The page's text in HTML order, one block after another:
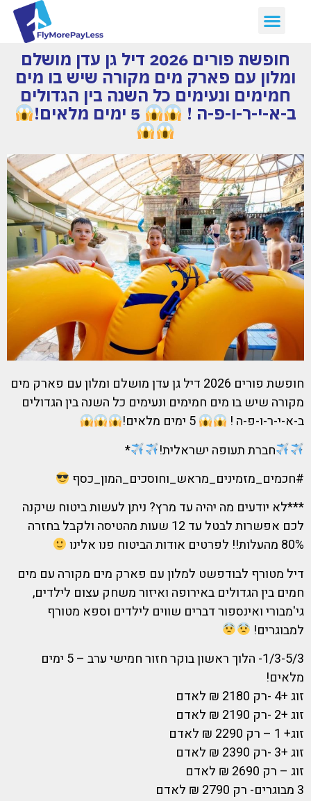
חופשת פורים 2026 דיל גן עדן מושלם
ומלון עם פארק מים מקורה שיש בו מים
חמימים ונעימים כל השנה בין הגדולים
ב-א-י-ר-ו-פ-ה !
5 ימים מלאים!
חופשת פורים 2026 דיל גן עדן מושלם ומלון עם פארק מים
מקורה שיש בו מים חמימים ונעימים כל השנה בין הגדולים
ב-א-י-ר-ו-פ-ה !
חברת תעופה ישראלית!
*
#חכמים_מזמינים_מראש_וחוסכים_המון_כסף
***לא יודעים מה יהיה עד מרץ? ניתן לעשות ביטוח שיקנה
לכם אפשרות לבטל עד 12 שעות מהטיסה ולקבל בחזרה
80% מהעלות!! לפרטים אודות הביטוח פנו אלינו
דיל מטורף לבודפשט למלון עם פארק מים מקורה עם מים
חמים בין הגדולים באירופה ואיזור משחק עצום לילדים,
גי'מבורי ואינספור דברים שווים לילדים וספא מטורף
למבוגרים!
1/3-5/3- הלוך ראשון בוקר חזור חמישי ערב – 5 ימים
מלאים!
זוג +4 -רק 2180 ₪ לאדם
זוג +2 -רק 2190 ₪ לאדם
זוג+ 1 – רק 2290 ₪ לאדם
זוג +3 -רק 2390 ₪ לאדם
זוג – רק 2690 ₪ לאדם
3 מבוגרים- רק 2790 ₪ לאדם